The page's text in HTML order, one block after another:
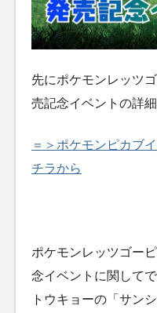
先にポケモンレッツ
売記念イベントの詳
＝＞ポケモンピカブ
チラから
ポケモンレッツゴー
念イベントに関して
トウキョーの「サン